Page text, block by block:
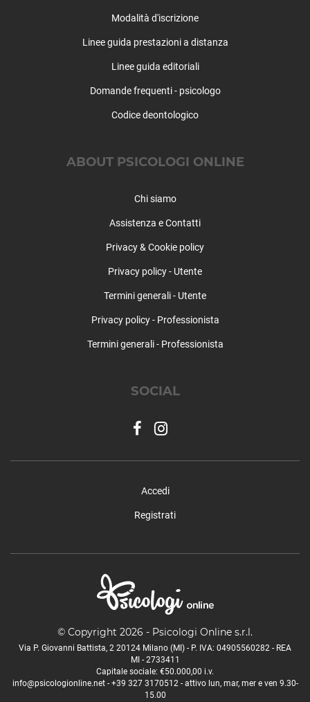
Modalità d'iscrizione
Linee guida prestazioni a distanza
Linee guida editoriali
Domande frequenti - psicologo
Codice deontologico
ABOUT PSICOLOGI ONLINE
Chi siamo
Assistenza e Contatti
Privacy & Cookie policy
Privacy policy - Utente
Termini generali - Utente
Privacy policy - Professionista
Termini generali - Professionista
SOCIAL
Accedi
Registrati
© Copyright 2026 - Psicologi Online s.r.l.
Via P. Giovanni Battista, 2 20124 Milano (MI) - P. IVA: 04905560282 - REA
MI - 2733411
Capitale sociale: €50.000,00 i.v.
info@psicologionline.net- +39 327 3170512- attivo lun, mar, mer e ven 9.30-
15.00